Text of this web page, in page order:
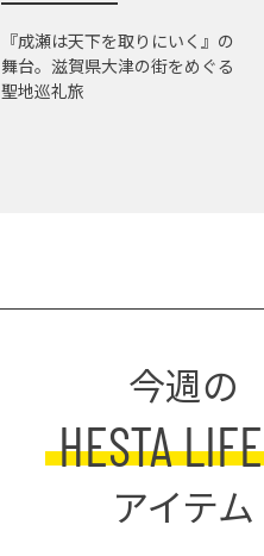
『成瀬は天下を取りにいく』の
舞台。滋賀県大津の街をめぐる
聖地巡礼旅
今週の
HESTA LIFE
アイテム